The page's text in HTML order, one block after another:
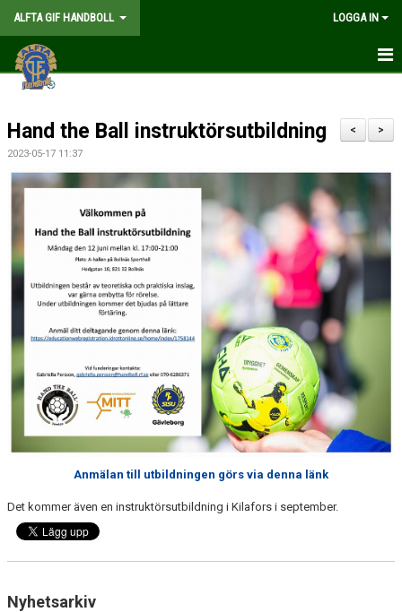
ALFTA GIF HANDBOLL LOGGA IN
HEM
FÖRENINGEN
MEDLEMSKAP
GÅ PÅ MATCH
KALENDER
TABELLER
HANDBOLL PLAY
>
<
Hand the Ball instruktörsutbildning
2023-05-17 11:37
Anmälan till utbildningen görs via denna länk
Det kommer även en instruktörsutbildning i Kilafors i september.
Nyhetsarkiv